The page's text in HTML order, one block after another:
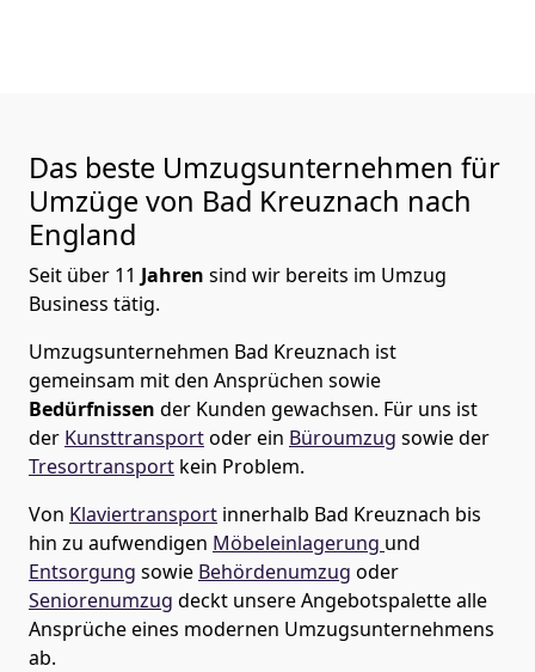
Das beste Umzugsunternehmen für
Umzüge von Bad Kreuznach nach
England
Seit über 11 Jahren sind wir bereits im Umzug
Business tätig.
Umzugsunternehmen Bad Kreuznach ist
gemeinsam mit den Ansprüchen sowie
Bedürfnissen der Kunden gewachsen. Für uns ist
der Kunsttransportoder ein Büroumzug sowie der
Tresortransport kein Problem.
Von Klaviertransport innerhalb Bad Kreuznach bis
hin zu aufwendigen Möbeleinlagerung und
Entsorgung sowie Behördenumzug oder
Seniorenumzug deckt unsere Angebotspalette alle
Ansprüche eines modernen Umzugsunternehmens
ab.